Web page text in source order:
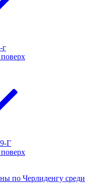
г
Г
по Черлиденгу среди